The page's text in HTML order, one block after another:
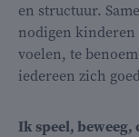
en structuur.
nodigen kinderen
voelen, te
iedereen zich
Ik speel, beweeg,